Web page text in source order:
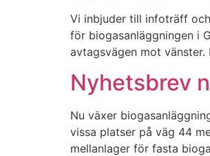
Vi inbjuder till infoträff
för biogasanläggningen i
avtagsvägen mot
Nyhetsbrev
Nu växer
vissa platser på väg 44
mellanlager för fasta